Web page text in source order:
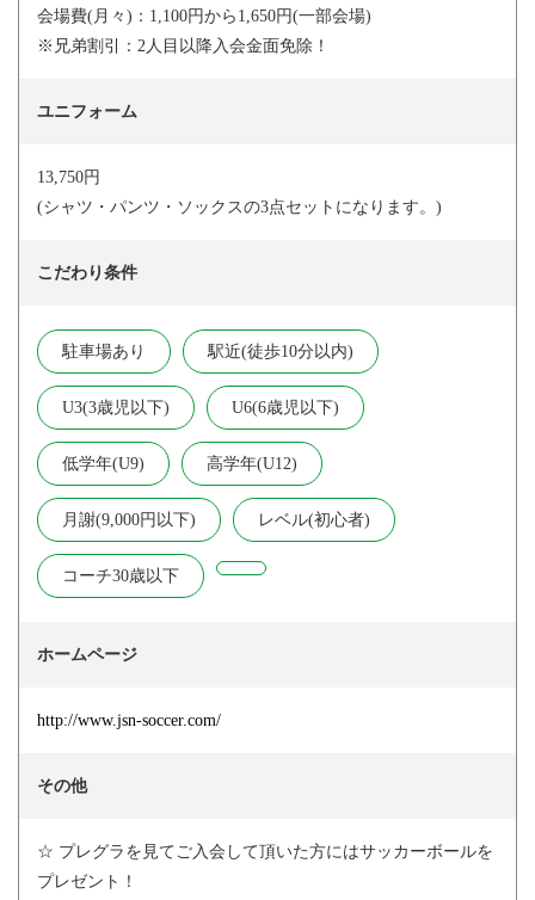
会場費(月々)：1,100円から1,650円(一部会場)
※兄弟割引：2人目以降入会金面免除！
ユニフォーム
13,750円
(シャツ・パンツ・ソックスの3点セットになります。)
こだわり条件
駐車場あり 駅近(徒歩10分以内)
U3(3歳児以下) U6(6歳児以下)
低学年(U9) 高学年(U12)
月謝(9,000円以下) レベル(初心者)
コーチ30歳以下
ホームページ
http://www.jsn-soccer.com/
その他
☆ プレグラを見てご入会して頂いた方にはサッカーボールを
プレゼント！